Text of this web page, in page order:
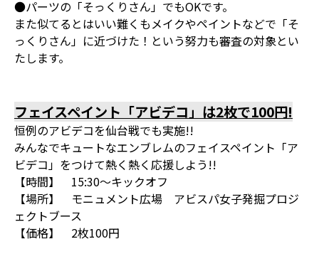
●パーツの「そっくりさん」でもOKです。
また似てるとはいい難くもメイクやペイントなどで「そ
っくりさん」に近づけた！という努力も審査の対象とい
たします。
フェイスペイント「アビデコ」は2枚で100円!
恒例のアビデコを仙台戦でも実施!!
みんなでキュートなエンブレムのフェイスペイント「ア
ビデコ」をつけて熱く熱く応援しよう!!
【時間】 15:30～キックオフ
【場所】 モニュメント広場 アビスパ女子発掘プロジ
ェクトブース
【価格】 2枚100円